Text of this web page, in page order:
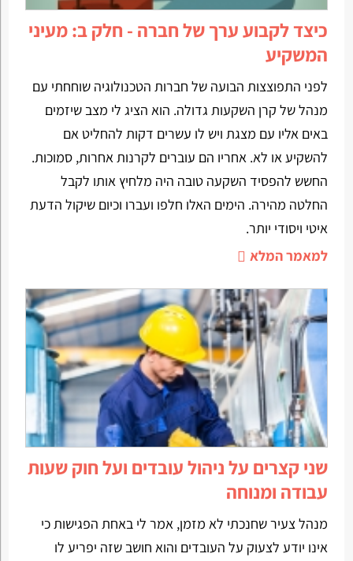
כיצד לקבוע ערך של חברה - חלק ב: מעיני
המשקיע
לפני התפוצצות הבועה של חברות הטכנולוגיה שוחחתי עם
מנהל של קרן השקעות גדולה. הוא הציג לי מצב שיזמים
באים אליו עם מצגת ויש לו עשרים דקות להחליט אם
להשקיע או לא. אחריו הם עוברים לקרנות אחרות, סמוכות.
החשש להפסיד השקעה טובה היה מלחיץ אותו לקבל
החלטה מהירה. הימים האלו חלפו ועברו וכיום שיקול הדעת
איטי ויסודי יותר.
למאמר המלא
שני קצרים על ניהול עובדים ועל חוק שעות
עבודה ומנוחה
מנהל צעיר שחנכתי לא מזמן, אמר לי באחת הפגישות כי
אינו יודע לצעוק על העובדים והוא חושב שזה יפריע לו